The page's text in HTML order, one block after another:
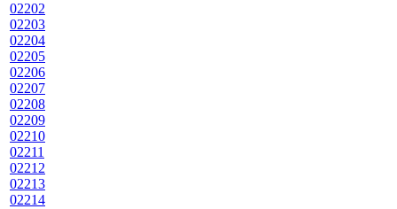
02202
02203
02204
02205
02206
02207
02208
02209
02210
02211
02212
02213
02214